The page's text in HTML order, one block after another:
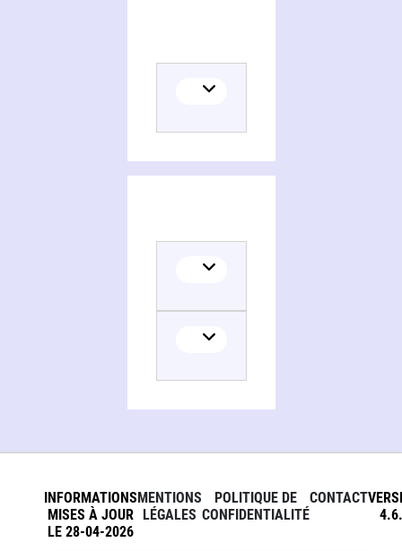
INFORMATIONS
MISES À JOUR
LE 28-04-2026
MENTIONS
LÉGALES
POLITIQUE DE
CONFIDENTIALITÉ
CONTACT